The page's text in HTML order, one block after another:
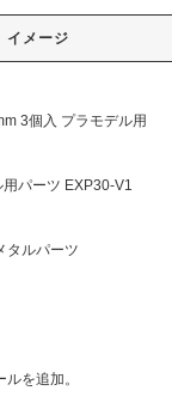
イメージ
3個入 プラモデル用
パーツ EXP30-V1
タルパーツ
を追加。